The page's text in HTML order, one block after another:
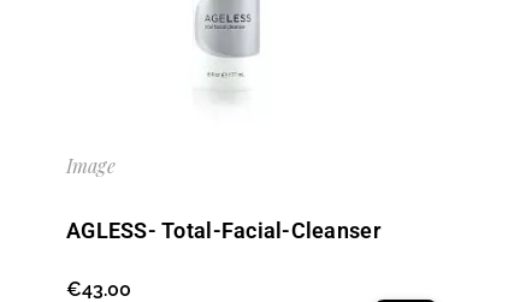
Image
AGLESS- Total-Facial-Cleanser
€43.00